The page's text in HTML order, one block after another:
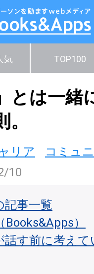
気 TOP100
とは一緒
リア
コミュ
10
記事一覧
）
話す前に考え